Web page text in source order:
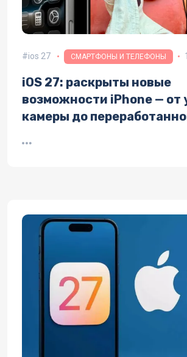
ios 27 СМАРТФОНЫ И ТЕЛЕФОНЫ
iOS 27: раскрыты новые
возможности iPhone — от
камеры до